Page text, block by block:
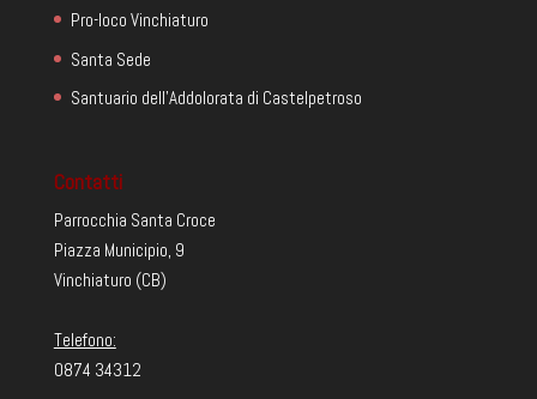
Pro-loco Vinchiaturo
Santa Sede
Santuario dell'Addolorata di Castelpetroso
Contatti
Parrocchia Santa Croce
Piazza Municipio, 9
Vinchiaturo (CB)
Telefono:
0874 34312